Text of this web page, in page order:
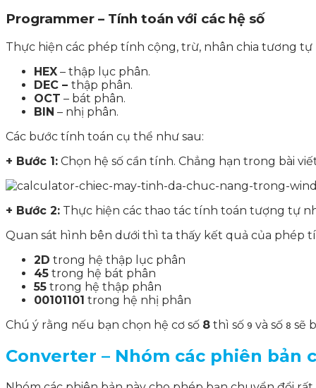
Programmer – Tính toán với các hệ số
Thực hiện các phép tính cộng, trừ, nhân chia tương
HEX – thập lục phân.
DEC – thập phân.
OCT – bát phân.
BIN – nhị phân.
Các bước tính toán cụ thể như sau:
+ Bước 1: Chọn hệ số cần tính. Chẳng hạn trong bài
+ Bước 2: Thực hiện các thao tác tính toán tượng tự
Quan sát hình bên dưới thì ta thấy kết quả của phép
2D trong hệ thập lục phân
45 trong hệ bát phân
55 trong hệ thập phân
00101101 trong hệ nhị phân
Chú ý rằng nếu bạn chọn hệ cơ số 8 thì số 9 và số 8 sẽ
Converter – Nhóm các phiên bản